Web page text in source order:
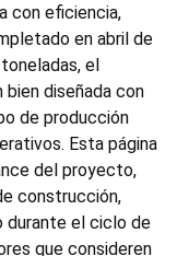
con eficiencia,
en abril de
el
diseñada con
de producción
Esta página
del proyecto,
construcción,
durante el ciclo de
que consideren